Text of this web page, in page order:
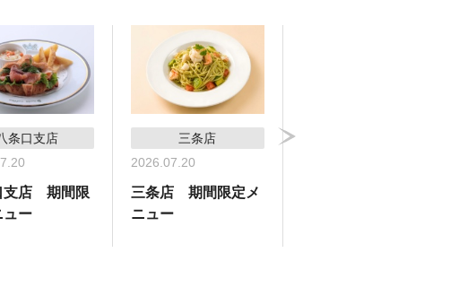
条口支店
支店 期間限
ュー
三条店
2026.07.20
三条店 期間限定メ
ニュー